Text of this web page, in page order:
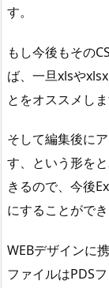
す。
もし今後もその
ば、一旦xlsや
とをオススメしま
そして編集後に
す、という形を
きるので、今後
にすることができ
WEBデザインに
ファイルはPDS